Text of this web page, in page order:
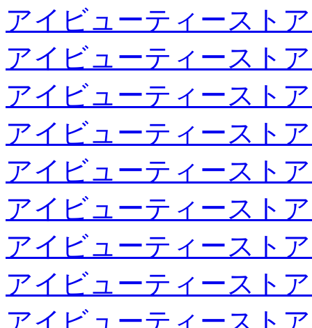
アイビューティースト
アイビューティースト
アイビューティースト
アイビューティースト
アイビューティースト
アイビューティースト
アイビューティースト
アイビューティースト
アイビューティースト